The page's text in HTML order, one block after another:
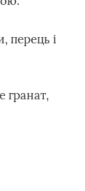
перець і
гранат,